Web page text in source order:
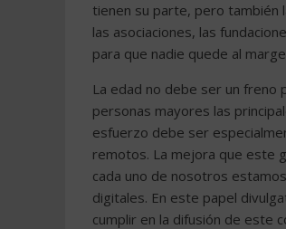
tienen su parte, pero también
las asociaciones, las
para que nadie quede al
La edad no debe ser un
personas mayores las
esfuerzo debe ser
remotos. La mejora que este
cada uno de nosotros
digitales. En este papel
cumplir en la difusión de este